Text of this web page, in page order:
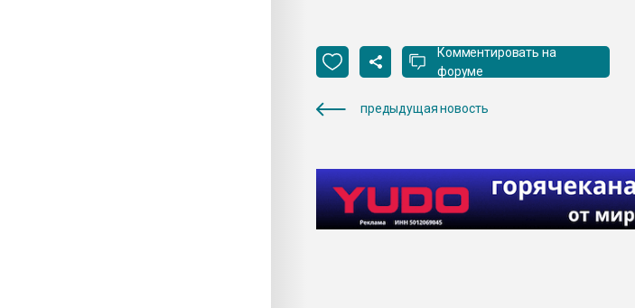
Комментировать на
форуме
предыдущая новость